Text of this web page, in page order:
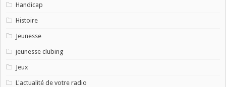
Handicap
Histoire
Jeunesse
jeunesse clubing
Jeux
L'actualité de votre radio